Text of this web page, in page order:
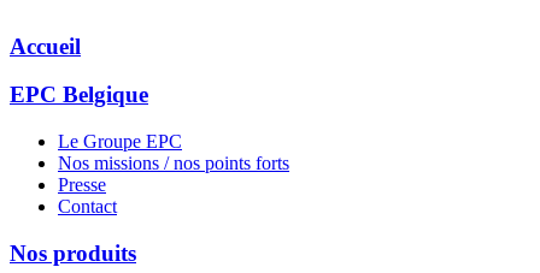
Accueil
EPC Belgique
Le Groupe EPC
Nos missions / nos points forts
Presse
Contact
Nos produits